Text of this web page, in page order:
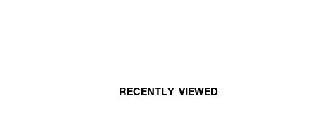
RECENTLY VIEWED